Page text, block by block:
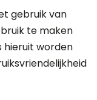
gebruik van
te maken
hieruit worden